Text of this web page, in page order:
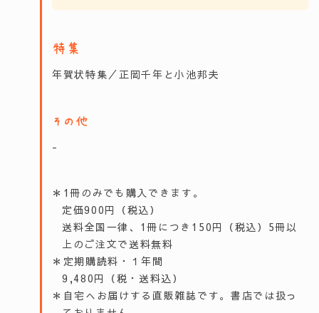
特集
年賀状特集／正岡千年と小池邦夫
その他
-
＊1冊のみでも購入できます。
定価900円（税込）
送料全国一律、1冊につき150円（税込）5冊以
上のご注文で送料無料
＊定期購読料・１年間
9,480円（税・送料込）
＊自宅へお届けする直販雑誌です。書店では扱っ